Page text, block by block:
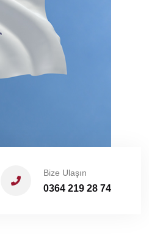
Bize Ulaşın
0364 219 28 74